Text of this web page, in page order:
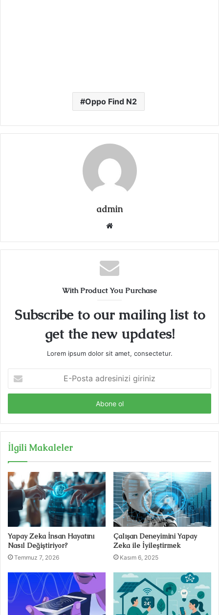
Oppo Find N2
admin
Web
With Product You Purchase
Subscribe to our mailing list to
get the new updates!
Lorem ipsum dolor sit amet, consectetur.
Posta
adresinizi
İlgili Makaleler
Yapay Zeka İnsan Hayatını
Nasıl Değiştiriyor?
Temmuz 7, 2026
Çalışan Deneyimini Yapay
Zeka ile İyileştirmek
Kasım 6, 2025